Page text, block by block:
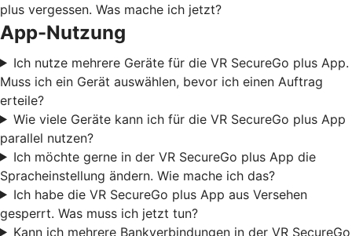
plus vergessen. Was mache ich jetzt?
App-Nutzung
Ich nutze mehrere Geräte für die VR SecureGo plus App.
Muss ich ein Gerät auswählen, bevor ich einen Auftrag
erteile?
Wie viele Geräte kann ich für die VR SecureGo plus App
parallel nutzen?
Ich möchte gerne in der VR SecureGo plus App die
Spracheinstellung ändern. Wie mache ich das?
Ich habe die VR SecureGo plus App aus Versehen
gesperrt. Was muss ich jetzt tun?
Kann ich mehrere Bankverbindungen in der VR SecureGo